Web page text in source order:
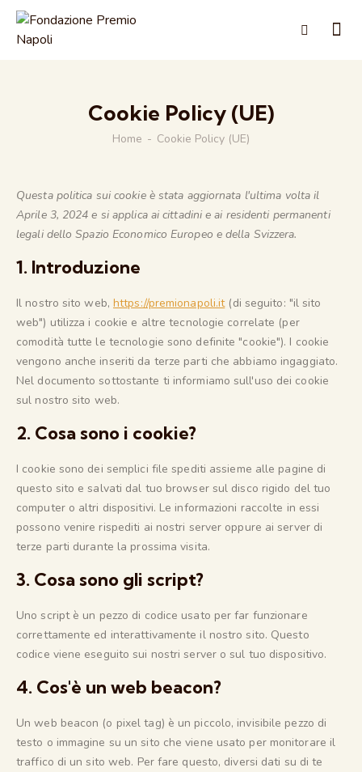
Cookie Policy (UE)
Home Cookie Policy (UE)
Questa politica sui cookie è stata aggiornata l'ultima volta il
Aprile 3, 2024 e si applica ai cittadini e ai residenti permanenti
legali dello Spazio Economico Europeo e della Svizzera.
1. Introduzione
Il nostro sito web, https://premionapoli.it(di seguito: "il sito
web") utilizza i cookie e altre tecnologie correlate (per
comodità tutte le tecnologie sono definite "cookie"). I cookie
vengono anche inseriti da terze parti che abbiamo ingaggiato.
Nel documento sottostante ti informiamo sull'uso dei cookie
sul nostro sito web.
2. Cosa sono i cookie?
I cookie sono dei semplici file spediti assieme alle pagine di
questo sito e salvati dal tuo browser sul disco rigido del tuo
computer o altri dispositivi. Le informazioni raccolte in essi
possono venire rispediti ai nostri server oppure ai server di
terze parti durante la prossima visita.
3. Cosa sono gli script?
Uno script è un pezzo di codice usato per far funzionare
correttamente ed interattivamente il nostro sito. Questo
codice viene eseguito sui nostri server o sul tuo dispositivo.
4. Cos'è un web beacon?
Un web beacon (o pixel tag) è un piccolo, invisibile pezzo di
testo o immagine su un sito che viene usato per monitorare il
traffico di un sito web. Per fare questo, diversi dati su di te